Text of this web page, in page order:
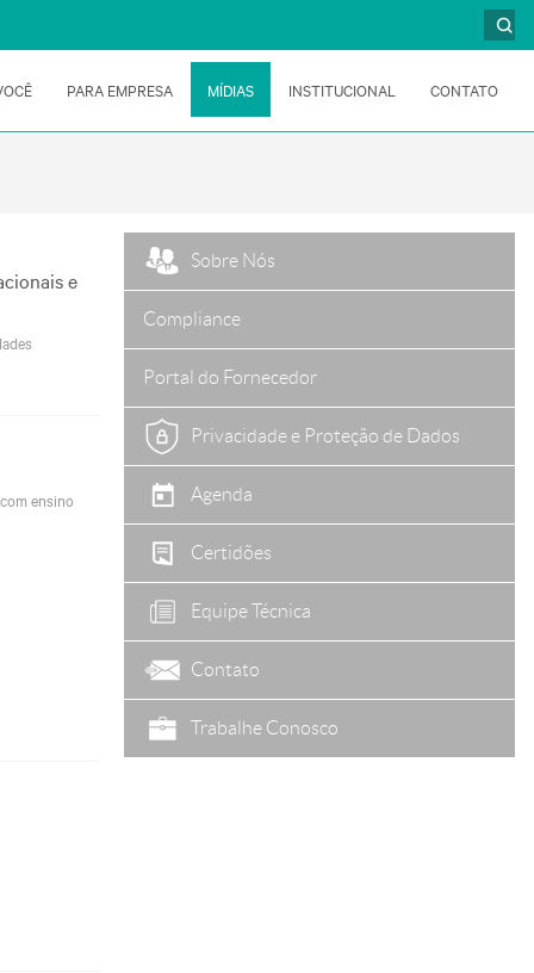
PARA EMPRESA MÍDIAS INSTITUCIONAL CONTATO
e
ensino
Sobre Nós
Compliance
Portal do Fornecedor
Privacidade e Proteção de Dados
Agenda
Certidões
Equipe Técnica
Contato
Trabalhe Conosco